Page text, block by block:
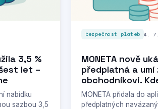
3,5 %
let –
nabídku
sazbou 3,5
bezpečnost plateb 4.
MONETA nově
předplatná a
obchodníkovi.
MONETA přidala do
předplatných